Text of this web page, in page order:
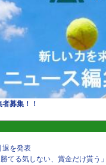
募集！！
退を発表
てる気しない、賞金だけ貰う」